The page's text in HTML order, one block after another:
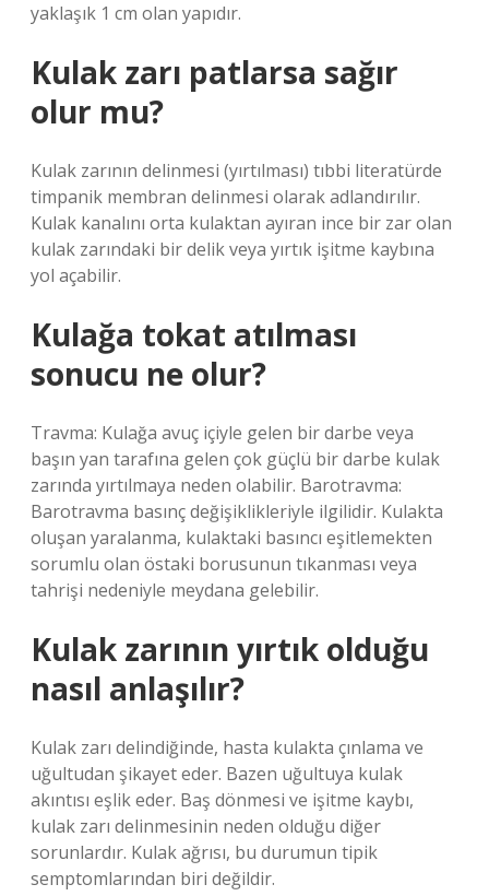
yaklaşık 1 cm olan yapıdır.
Kulak zarı patlarsa sağır
olur mu?
Kulak zarının delinmesi (yırtılması) tıbbi literatürde
timpanik membran delinmesi olarak adlandırılır.
Kulak kanalını orta kulaktan ayıran ince bir zar olan
kulak zarındaki bir delik veya yırtık işitme kaybına
yol açabilir.
Kulağa tokat atılması
sonucu ne olur?
Travma: Kulağa avuç içiyle gelen bir darbe veya
başın yan tarafına gelen çok güçlü bir darbe kulak
zarında yırtılmaya neden olabilir. Barotravma:
Barotravma basınç değişiklikleriyle ilgilidir. Kulakta
oluşan yaralanma, kulaktaki basıncı eşitlemekten
sorumlu olan östaki borusunun tıkanması veya
tahrişi nedeniyle meydana gelebilir.
Kulak zarının yırtık olduğu
nasıl anlaşılır?
Kulak zarı delindiğinde, hasta kulakta çınlama ve
uğultudan şikayet eder. Bazen uğultuya kulak
akıntısı eşlik eder. Baş dönmesi ve işitme kaybı,
kulak zarı delinmesinin neden olduğu diğer
sorunlardır. Kulak ağrısı, bu durumun tipik
semptomlarından biri değildir.